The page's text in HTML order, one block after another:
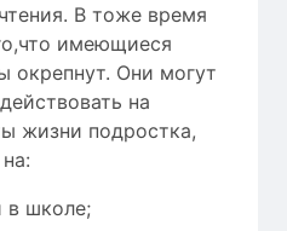
В тоже время
имеющиеся
окрепнут. Они могут
на
жизни подростка,
в школе;